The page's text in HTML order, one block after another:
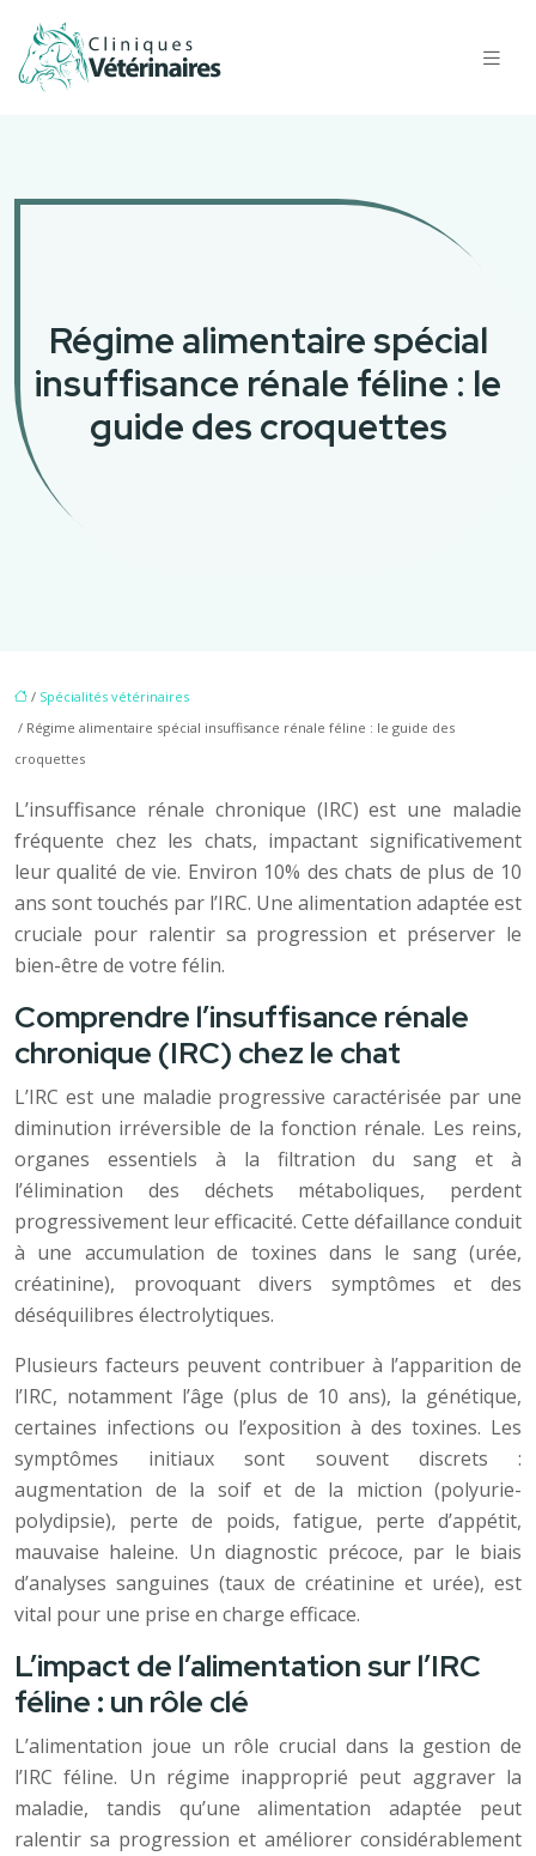
Régime alimentaire spécial
insuffisance rénale féline : le
guide des croquettes
/ Spécialités vétérinaires
/ Régime alimentaire spécial insuffisance rénale féline : le guide des
croquettes
L’insuffisance rénale chronique (IRC) est une maladie
fréquente chez les chats, impactant significativement
leur qualité de vie. Environ 10% des chats de plus de 10
ans sont touchés par l’IRC. Une alimentation adaptée est
cruciale pour ralentir sa progression et préserver le
bien-être de votre félin.
Comprendre l’insuffisance rénale
chronique (IRC) chez le chat
L’IRC est une maladie progressive caractérisée par une
diminution irréversible de la fonction rénale. Les reins,
organes essentiels à la filtration du sang et à
l’élimination des déchets métaboliques, perdent
progressivement leur efficacité. Cette défaillance conduit
à une accumulation de toxines dans le sang (urée,
créatinine), provoquant divers symptômes et des
déséquilibres électrolytiques.
Plusieurs facteurs peuvent contribuer à l’apparition de
l’IRC, notamment l’âge (plus de 10 ans), la génétique,
certaines infections ou l’exposition à des toxines. Les
symptômes initiaux sont souvent discrets :
augmentation de la soif et de la miction (polyurie-
polydipsie), perte de poids, fatigue, perte d’appétit,
mauvaise haleine. Un diagnostic précoce, par le biais
d’analyses sanguines (taux de créatinine et urée), est
vital pour une prise en charge efficace.
L’impact de l’alimentation sur l’IRC
féline : un rôle clé
L’alimentation joue un rôle crucial dans la gestion de
l’IRC féline. Un régime inapproprié peut aggraver la
maladie, tandis qu’une alimentation adaptée peut
ralentir sa progression et améliorer considérablement